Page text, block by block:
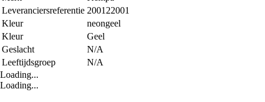
Leveranciersreferentie 200122001
Kleur
neongeel
Kleur
Geel
Geslacht
N/A
Leeftijdsgroep
N/A
Loading...
Loading...